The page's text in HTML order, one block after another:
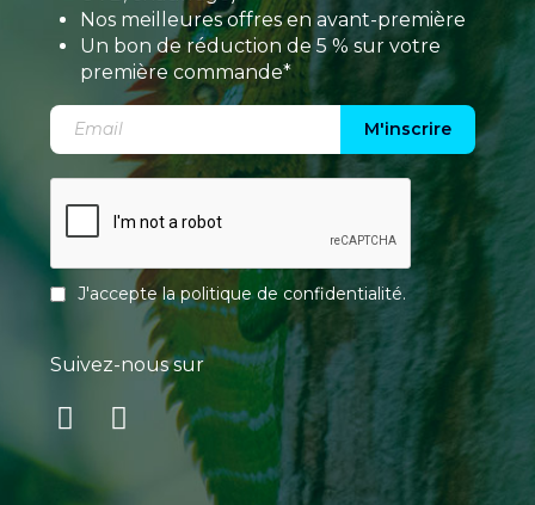
Nos meilleures offres en avant-première
Un bon de réduction de 5 % sur votre
première commande*
M'inscrire
J'accepte lapolitique de confidentialité.
Suivez-nous sur